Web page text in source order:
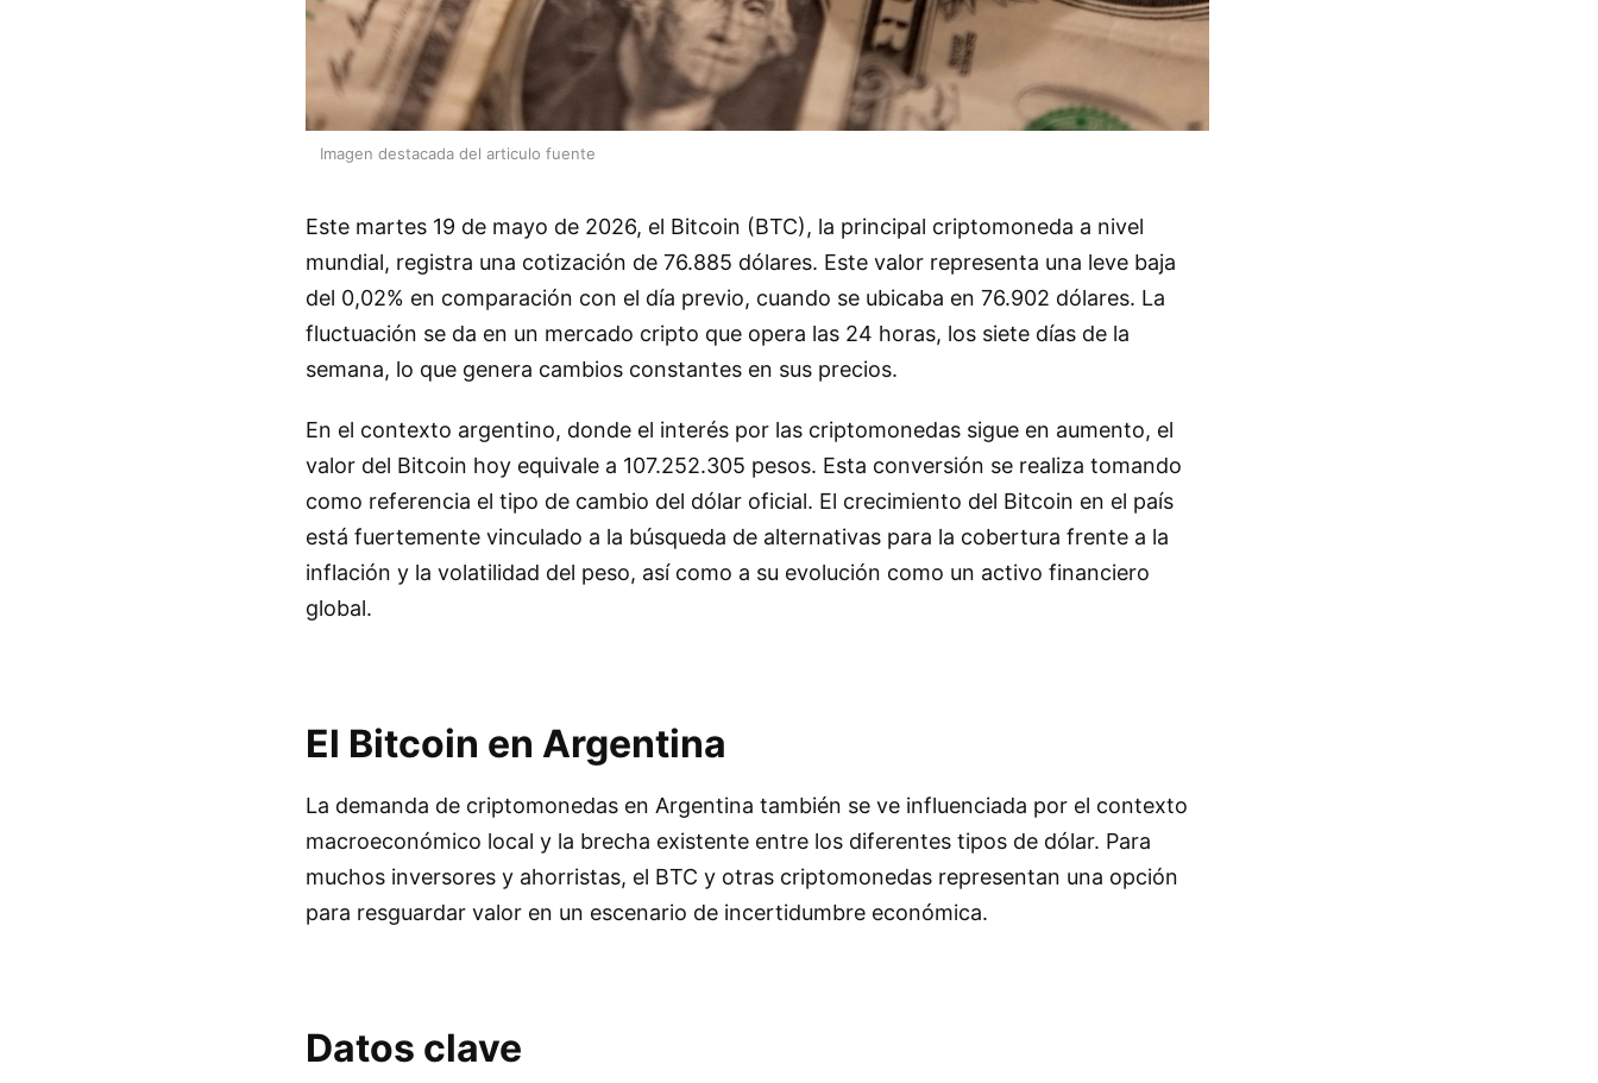
Imagen destacada del articulo fuente
Este martes 19 de mayo de 2026, el Bitcoin (BTC), la principal criptomoneda a nivel
mundial, registra una cotización de 76.885 dólares. Este valor representa una leve baja
del 0,02% en comparación con el día previo, cuando se ubicaba en 76.902 dólares. La
fluctuación se da en un mercado cripto que opera las 24 horas, los siete días de la
semana, lo que genera cambios constantes en sus precios.
En el contexto argentino, donde el interés por las criptomonedas sigue en aumento, el
valor del Bitcoin hoy equivale a 107.252.305 pesos. Esta conversión se realiza tomando
como referencia el tipo de cambio del dólar oficial. El crecimiento del Bitcoin en el país
está fuertemente vinculado a la búsqueda de alternativas para la cobertura frente a la
inflación y la volatilidad del peso, así como a su evolución como un activo financiero
global.
El Bitcoin en Argentina
La demanda de criptomonedas en Argentina también se ve influenciada por el contexto
macroeconómico local y la brecha existente entre los diferentes tipos de dólar. Para
muchos inversores y ahorristas, el BTC y otras criptomonedas representan una opción
para resguardar valor en un escenario de incertidumbre económica.
Datos clave